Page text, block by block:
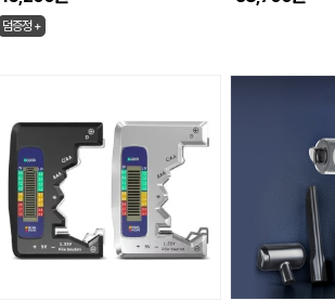
덤증정 +